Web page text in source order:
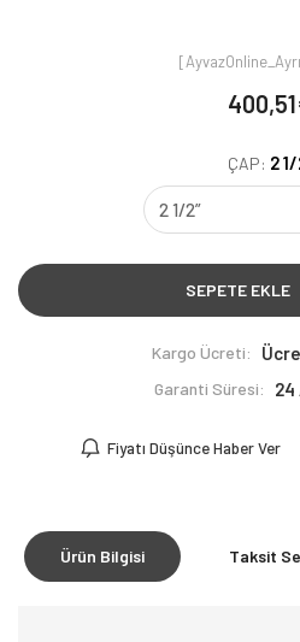
400,51
ÇAP: 2 1/
SEPETE EKLE
Kargo Ücreti:
Garanti Süresi: 24
Fiyatı Düşünce Haber Ver
Ürün Bilgisi Taksit